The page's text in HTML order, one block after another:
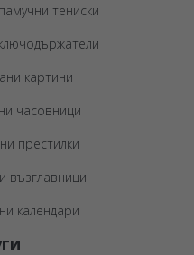
тениски
картини
часовници
престилки
възглавници
календари